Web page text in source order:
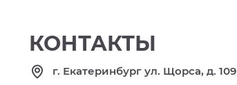
КОНТАКТЫ
г. Екатеринбург ул. Щорса, д. 109